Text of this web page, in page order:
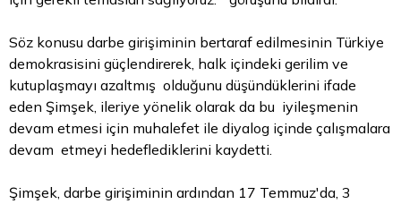
Söz konusu darbe girişiminin bertaraf edilmesinin Türkiye
demokrasisini güçlendirerek, halk içindeki gerilim ve
kutuplaşmayı azaltmış olduğunu düşündüklerini ifade
eden Şimşek, ileriye yönelik olarak da bu iyileşmenin
devam etmesi için muhalefet ile diyalog içinde çalışmalara
devam etmeyi hedeflediklerini kaydetti.
Şimşek, darbe girişiminin ardından 17 Temmuz'da, 3